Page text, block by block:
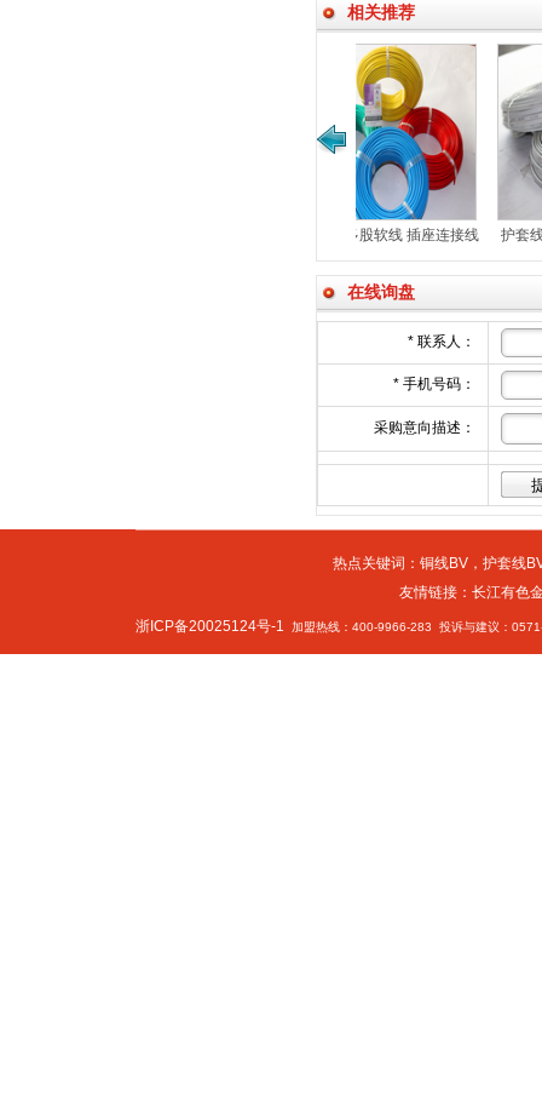
相关推荐
护套线 1.5平方三芯护套线
BVVB 3*1.5平方
在线询盘
* 联系人：
* 手机号码：
采购意向描述：
热点关键词： 铜线BV， 护套线
友情链接： 长江有色
浙ICP备20025124号-1 加盟热线：400-9966-283 投诉与建议：